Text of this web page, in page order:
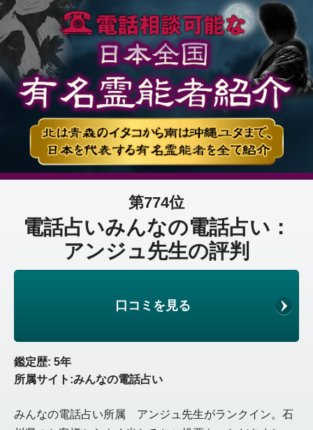
第774位
電話占いみんなの電話占い：
アンジュ先生の評判
口コミを見る
鑑定歴: 5年
所属サイト:みんなの電話占い
みんなの電話占い所属 アンジュ先生がランクイン。石